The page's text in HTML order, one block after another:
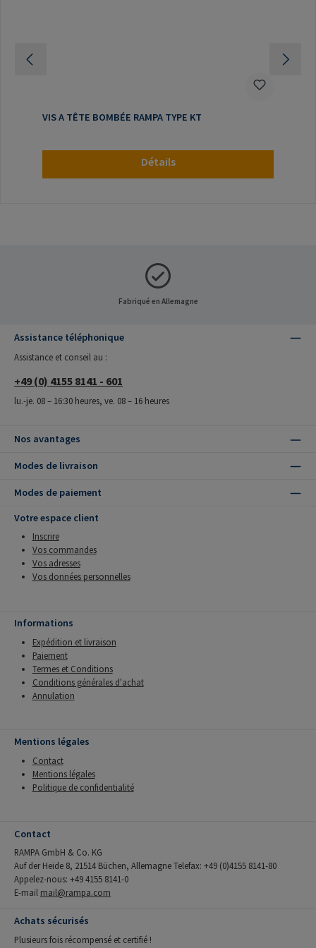
VIS A TÊTE BOMBÉE RAMPA TYPE KT
Détails
Fabriqué en Allemagne
Assistance téléphonique
Assistance et conseil au :
+49 (0) 4155 8141 - 601
lu.-je. 08 – 16:30 heures, ve. 08 – 16 heures
Nos avantages
Modes de livraison
Modes de paiement
Votre espace client
Inscrire
Vos commandes
Vos adresses
Vos données personnelles
Informations
Expédition et livraison
Paiement
Termes et Conditions
Conditions générales d'achat
Annulation
Mentions légales
Contact
Mentions légales
Politique de confidentialité
Contact
RAMPA GmbH & Co. KG
Auf der Heide 8, 21514 Büchen, Allemagne Telefax: +49 (0)4155 8141-80
Appelez-nous: +49 4155 8141-0
E-mail mail@rampa.com
Achats sécurisés
Plusieurs fois récompensé et certifié !